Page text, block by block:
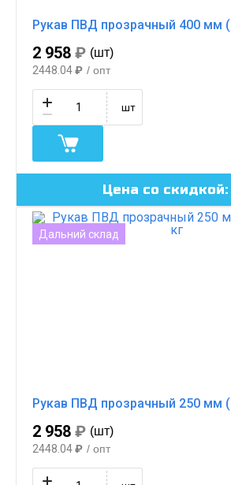
Рукав ПВД прозрачный 400 мм
2 958 ₽ (шт)
2448.04₽ / опт
шт
Цена со скидкой:
Дальний склад
Рукав ПВД прозрачный 250 мм
2 958 ₽ (шт)
2448.04₽ / опт